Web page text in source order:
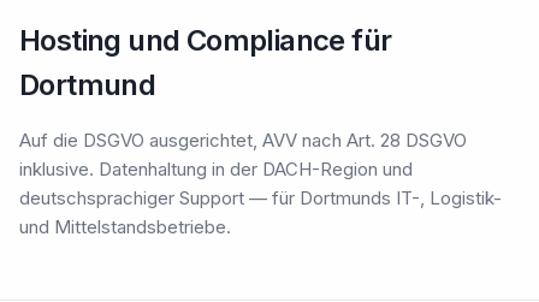
Hosting und Compliance für
Dortmund
Auf die DSGVO ausgerichtet, AVV nach Art. 28 DSGVO
inklusive. Datenhaltung in der DACH-Region und
deutschsprachiger Support — für Dortmunds IT-, Logistik-
und Mittelstandsbetriebe.